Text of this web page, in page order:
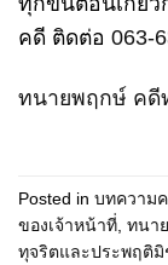
คดี ติดต่อ 063-
ทนายพฤกษ์ คดี
Posted in บทความ
ของเจ้าหน้าที่ ทนา
ทุจริตและประพฤติมิ